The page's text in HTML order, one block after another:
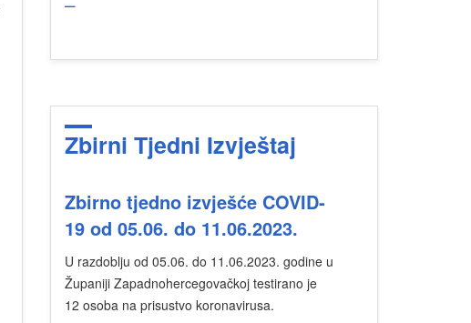
Zbirni Tjedni Izvještaj
Zbirno tjedno izvješće COVID-
19 od 05.06. do 11.06.2023.
U razdoblju od 05.06. do 11.06.2023. godine u
Županiji Zapadnohercegovačkoj testirano je
12 osoba na prisustvo koronavirusa.